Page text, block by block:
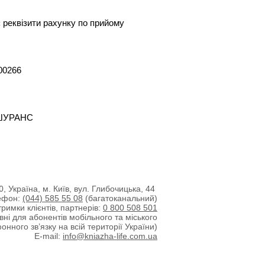
рахунку по прийому
Україна, м. Київ, вул. Глибочицька, 44
(044) 585 55 08 (багатоканальний)
клієнтів, партнерів: 0 800 508 501
для абонентів мобільного та міського
зв’язку на всій території України)
E-mail: info@kniazha-life.com.ua